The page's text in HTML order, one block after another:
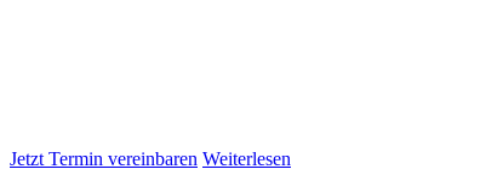
Jetzt Termin vereinbaren Weiterlesen